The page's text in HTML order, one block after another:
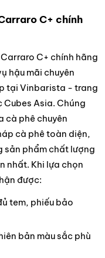
C+ chính
C+ chính hãng
hậu mãi chuyên
tại Vinbarista - trang
Asia. Chúng
cà phê chuyên
cà phê toàn diện,
sản phẩm chất lượng
nhất. Khi lựa chọn
được:
tem, phiếu bảo
bản màu sắc phù